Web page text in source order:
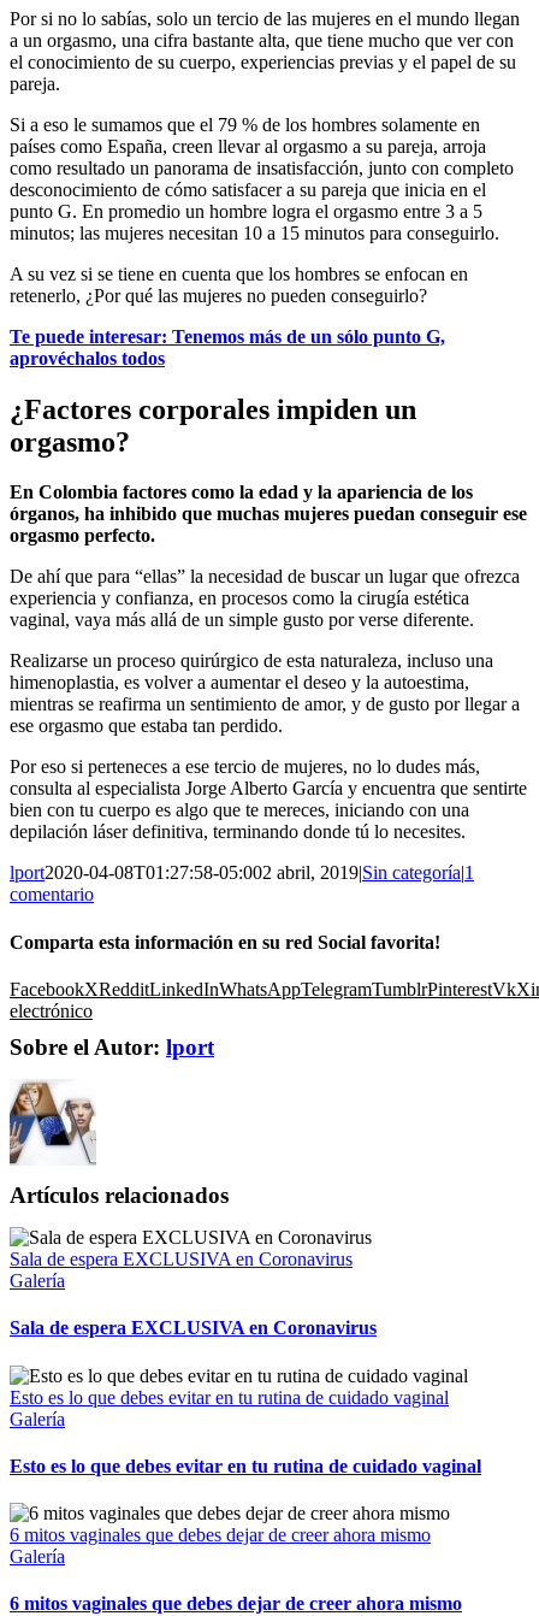
Por si no lo sabías, solo un tercio de las mujeres en el mundo llegan
a un orgasmo, una cifra bastante alta, que tiene mucho que ver con
el conocimiento de su cuerpo, experiencias previas y el papel de su
pareja.
Si a eso le sumamos que el 79 % de los hombres solamente en
países como España, creen llevar al orgasmo a su pareja, arroja
como resultado un panorama de insatisfacción, junto con completo
desconocimiento de cómo satisfacer a su pareja que inicia en el
punto G. En promedio un hombre logra el orgasmo entre 3 a 5
minutos; las mujeres necesitan 10 a 15 minutos para conseguirlo.
A su vez si se tiene en cuenta que los hombres se enfocan en
retenerlo, ¿Por qué las mujeres no pueden conseguirlo?
Te puede interesar: Tenemos más de un sólo punto G,
aprovéchalos todos
¿Factores corporales impiden un
orgasmo?
En Colombia factores como la edad y la apariencia de los
órganos, ha inhibido que muchas mujeres puedan conseguir ese
orgasmo perfecto.
De ahí que para “ellas” la necesidad de buscar un lugar que ofrezca
experiencia y confianza, en procesos como la cirugía estética
vaginal, vaya más allá de un simple gusto por verse diferente.
Realizarse un proceso quirúrgico de esta naturaleza, incluso una
himenoplastia, es volver a aumentar el deseo y la autoestima,
mientras se reafirma un sentimiento de amor, y de gusto por llegar a
ese orgasmo que estaba tan perdido.
Por eso si perteneces a ese tercio de mujeres, no lo dudes más,
consulta al especialista Jorge Alberto García y encuentra que sentirte
bien con tu cuerpo es algo que te mereces, iniciando con una
depilación láser definitiva, terminando donde tú lo necesites.
lport2020-04-08T01:27:58-05:002 abril, 2019|Sin categoría|1
comentario
Comparta esta información en su red Social favorita!
FacebookXRedditLinkedInWhatsAppTelegramTumblrPinterestVk
electrónico
Sobre el Autor: lport
Artículos relacionados
Sala de espera EXCLUSIVA en Coronavirus
Galería
Sala de espera EXCLUSIVA en Coronavirus
Esto es lo que debes evitar en tu rutina de cuidado vaginal
Galería
Esto es lo que debes evitar en tu rutina de cuidado vaginal
6 mitos vaginales que debes dejar de creer ahora mismo
Galería
6 mitos vaginales que debes dejar de creer ahora mismo